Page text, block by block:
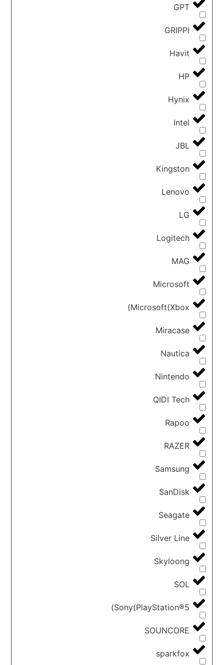
GPT
GRIPPI
Havit
HP
Hynix
Intel
JBL
Kingston
Lenovo
LG
Logitech
MAG
Microsoft
Microsoft(Xbox)
Miracase
Nautica
Nintendo
QIDI Tech
Rapoo
RAZER
Samsung
SanDisk
Seagate
Silver Line
Skyloong
SOL
Sony(PlayStation®5)
SOUNCORE
sparkfox